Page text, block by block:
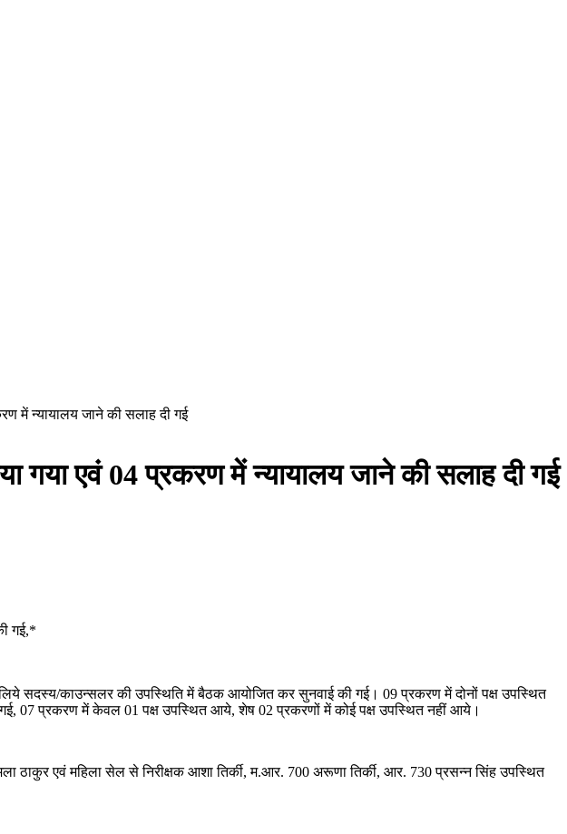
में न्यायालय जाने की सलाह दी गई
एवं 04 प्रकरण में न्यायालय जाने की सलाह दी गई
गई,*
सदस्य/काउन्सलर की उपस्थिति में बैठक आयोजित कर सुनवाई की गई। 09 प्रकरण में दोनों पक्ष उपस्थित
07 प्रकरण में केवल 01 पक्ष उपस्थित आये, शेष 02 प्रकरणों में कोई पक्ष उपस्थित नहीं आये।
ठाकुर एवं महिला सेल से निरीक्षक आशा तिर्की, म.आर. 700 अरूणा तिर्की, आर. 730 प्रसन्न सिंह उपस्थित